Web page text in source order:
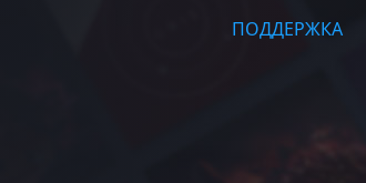
ПОДДЕРЖКА